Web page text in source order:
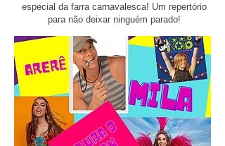
especial da farra carnavalesca! Um repertório
para não deixar ninguém parado!